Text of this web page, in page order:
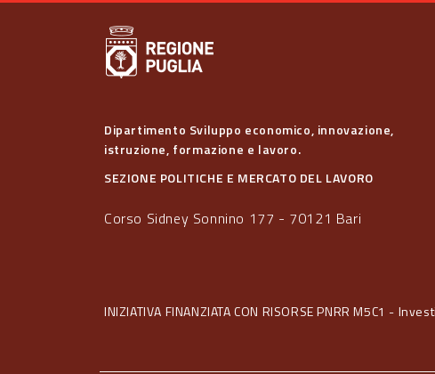
Dipartimento Sviluppo economico, innovazione,
istruzione, formazione e lavoro.
SEZIONE POLITICHE E MERCATO DEL LAVORO
Corso Sidney Sonnino 177 - 70121 Bari
INIZIATIVA FINANZIATA CON RISORSE PNRR M5C1 -